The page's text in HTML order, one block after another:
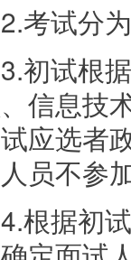
试分为
试根据
信息技
应选者
员不参
据初试